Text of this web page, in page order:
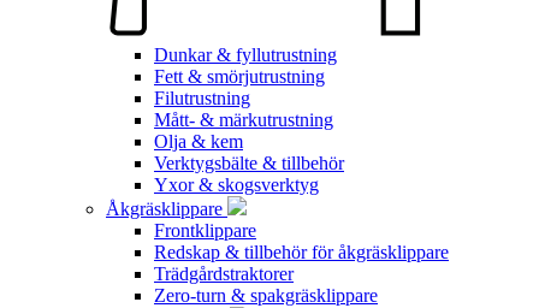
Dunkar & fyllutrustning
Fett & smörjutrustning
Filutrustning
Mått- & märkutrustning
Olja & kem
Verktygsbälte & tillbehör
Yxor & skogsverktyg
Åkgräsklippare
Frontklippare
Redskap & tillbehör för åkgräsklippare
Trädgårdstraktorer
Zero-turn & spakgräsklippare